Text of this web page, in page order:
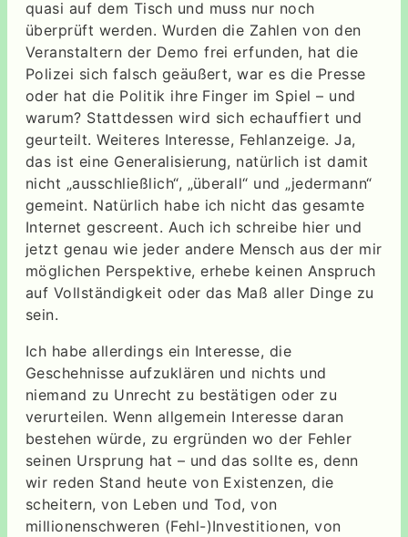
quasi auf dem Tisch und muss nur noch
überprüft werden. Wurden die Zahlen von den
Veranstaltern der Demo frei erfunden, hat die
Polizei sich falsch geäußert, war es die Presse
oder hat die Politik ihre Finger im Spiel – und
warum? Stattdessen wird sich echauffiert und
geurteilt. Weiteres Interesse, Fehlanzeige. Ja,
das ist eine Generalisierung, natürlich ist damit
nicht „ausschließlich“, „überall“ und „jedermann“
gemeint. Natürlich habe ich nicht das gesamte
Internet gescreent. Auch ich schreibe hier und
jetzt genau wie jeder andere Mensch aus der mir
möglichen Perspektive, erhebe keinen Anspruch
auf Vollständigkeit oder das Maß aller Dinge zu
sein.
Ich habe allerdings ein Interesse, die
Geschehnisse aufzuklären und nichts und
niemand zu Unrecht zu bestätigen oder zu
verurteilen. Wenn allgemein Interesse daran
bestehen würde, zu ergründen wo der Fehler
seinen Ursprung hat – und das sollte es, denn
wir reden Stand heute von Existenzen, die
scheitern, von Leben und Tod, von
millionenschweren (Fehl-)Investitionen, von